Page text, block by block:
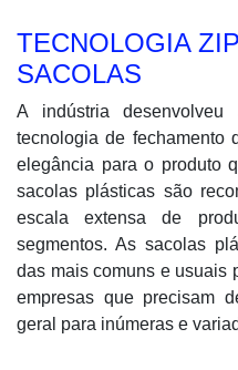
TECNOLOGIA
SACOLAS
A indústria
tecnologia de fechamento
elegância para o produto
sacolas plásticas são
escala extensa de
segmentos. As sacolas
das mais comuns e usuais
empresas que precisam
geral para inúmeras e